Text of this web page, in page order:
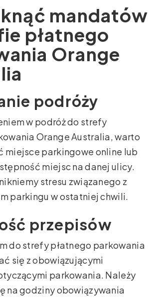
mandatów
płatnego
Orange
podróży
w podróż do strefy
Orange Australia, warto
miejsce parkingowe online lub
miejsc na danej ulicy.
stresu związanego z
parkingu w ostatniej chwili.
przepisów
do strefy płatnego parkowania
się z obowiązującymi
parkowania. Należy
na godziny obowiązywania